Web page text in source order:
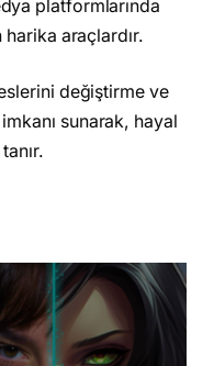
platformlarında
araçlardır.
değiştirme ve
sunarak, hayal